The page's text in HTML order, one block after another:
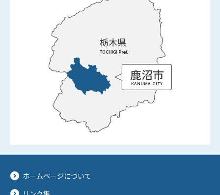
ホームページについて